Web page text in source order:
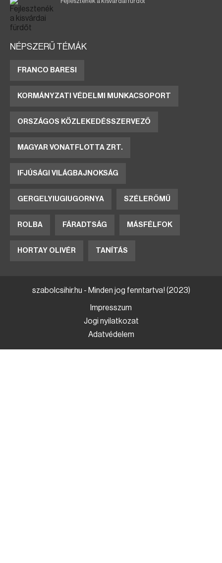
NÉPSZERŰ TÉMÁK
FRANCO BARESI
KORMÁNYZATI VÉDELMI MUNKACSOPORT
ORSZÁGOS KÖZLEKEDÉSSZERVEZŐ
MAGYAR VONATFLOTTA ZRT.
IFJÚSÁGI VILÁGBAJNOKSÁG
GERGELYIUGIUGORNYA SZÉLERŐMŰ
ROLBA FÁRADTSÁG MÁSFÉLFOK
HORTAY OLIVÉR TANÍTÁS
szabolcsihir.hu - Minden jog fenntartva! (2023)
Impresszum
Jogi nyilatkozat
Adatvédelem